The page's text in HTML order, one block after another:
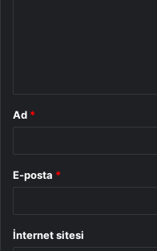
Ad *
E-posta *
İnternet sitesi